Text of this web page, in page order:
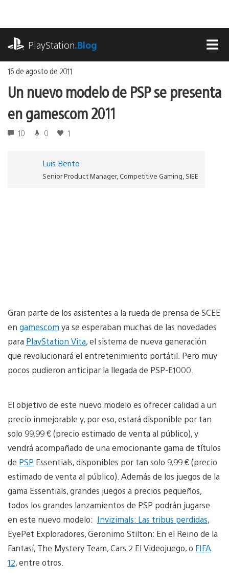
contenido
PlayStation.Blog
16 de agosto de 2011
Un nuevo modelo de PSP se presenta
en gamescom 2011
10 0 1
Luis Bento
Senior Product Manager, Competitive Gaming, SIEE
Gran parte de los asistentes a la rueda de prensa de SCEE
en gamescom ya se esperaban muchas de las novedades
para PlayStation Vita, el sistema de nueva generación
que revolucionará el entretenimiento portátil. Pero muy
pocos pudieron anticipar la llegada de PSP-E1000.
El objetivo de este nuevo modelo es ofrecer calidad a un
precio inmejorable y, por eso, estará disponible por tan
solo 99,99 € (precio estimado de venta al público), y
vendrá acompañado de una emocionante gama de títulos
de PSP Essentials, disponibles por tan solo 9,99 € (precio
estimado de venta al público). Además de los juegos de la
gama Essentials, grandes juegos a precios pequeños,
todos los grandes lanzamientos de PSP podrán jugarse
en este nuevo modelo: Invizimals: Las tribus perdidas,
EyePet Exploradores, Geronimo Stilton: En el Reino de la
Fantasí, The Mystery Team, Cars 2 El Videojuego, o FIFA
12, entre otros.